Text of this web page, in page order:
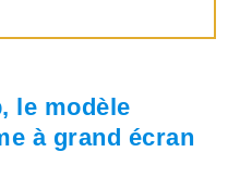
le modèle
à grand écran